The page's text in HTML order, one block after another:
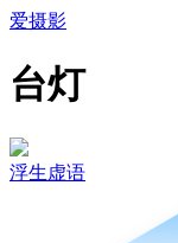
爱摄影
台灯
浮生虚语